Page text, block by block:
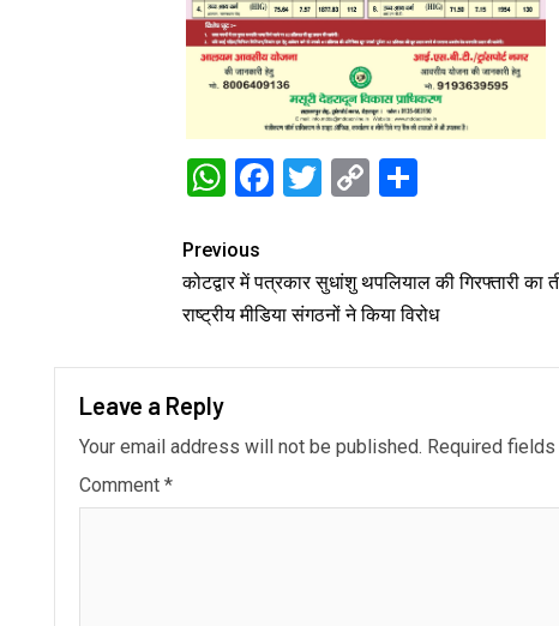
WhatsApp
Facebook
Twitter
CopyShare
Previous
कोटद्वार में पत्रकार सुधांशु थपलियाल की गिरफ्तारी का
राष्ट्रीय मीडिया संगठनों ने किया विरोध
Leave a Reply
Your email address will not be published. Required fields
Comment *